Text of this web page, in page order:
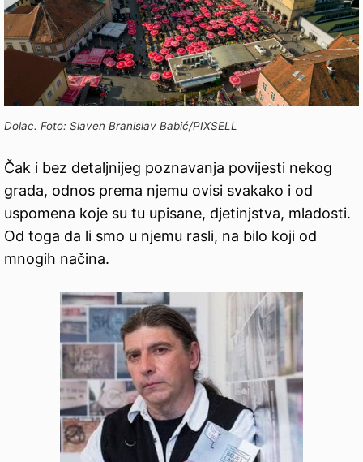
Dolac. Foto: Slaven Branislav Babić/PIXSELL
Čak i bez detaljnijeg poznavanja povijesti nekog
grada, odnos prema njemu ovisi svakako i od
uspomena koje su tu upisane, djetinjstva, mladosti.
Od toga da li smo u njemu rasli, na bilo koji od
mnogih načina.